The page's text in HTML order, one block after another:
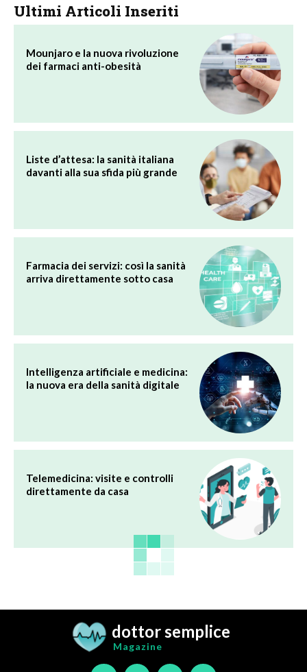
Ultimi Articoli Inseriti
Mounjaro e la nuova rivoluzione
dei farmaci anti-obesità
Liste d’attesa: la sanità italiana
davanti alla sua sfida più grande
Farmacia dei servizi: così la sanità
arriva direttamente sotto casa
Intelligenza artificiale e medicina:
la nuova era della sanità digitale
Telemedicina: visite e controlli
direttamente da casa
dottor semplice
Magazine